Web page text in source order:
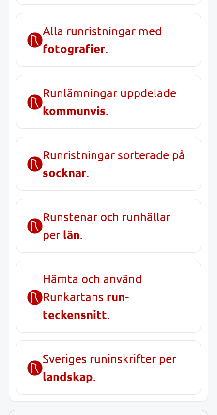
Alla runristningar med
fotografier.
Runlämningar uppdelade
kommunvis.
Runristningar sorterade på
socknar.
Runstenar och runhällar
per län.
Hämta och använd
Runkartans run-
teckensnitt.
Sveriges runinskrifter per
landskap.